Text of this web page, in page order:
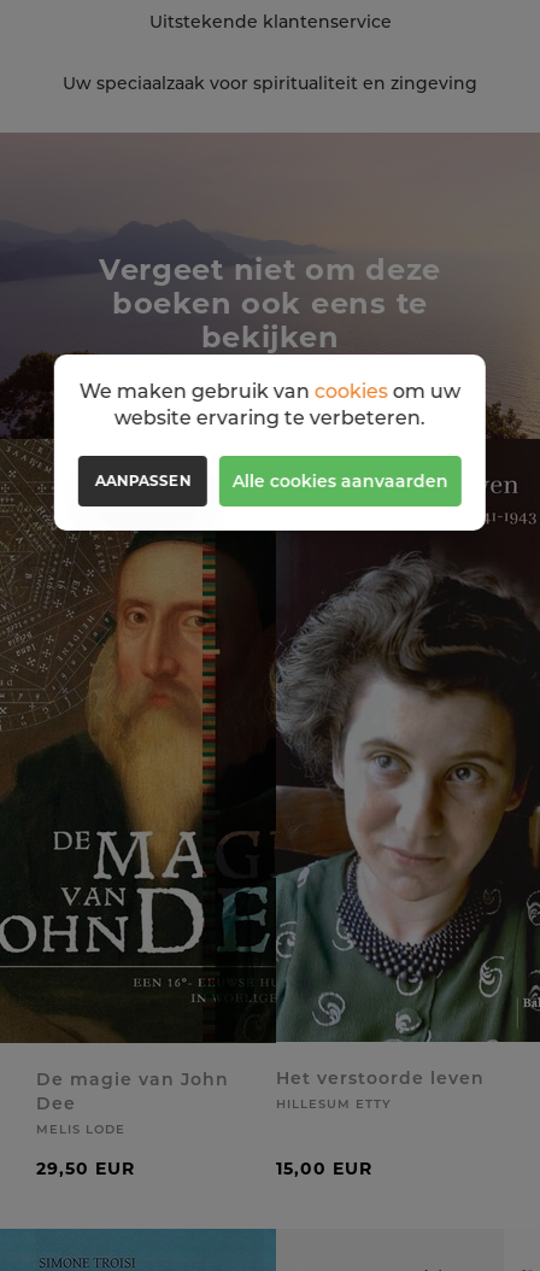
Uitstekende klantenservice
Uw speciaalzaak voor spiritualiteit en zingeving
Vergeet niet om deze
boeken ook eens te
bekijken
De magie van John
Dee
MELIS LODE
29,50 EUR
Het verstoorde leven
HILLESUM ETTY
15,00 EUR
We maken gebruik van cookiesom uw
website ervaring te verbeteren.
AANPASSEN Alle cookies aanvaarden